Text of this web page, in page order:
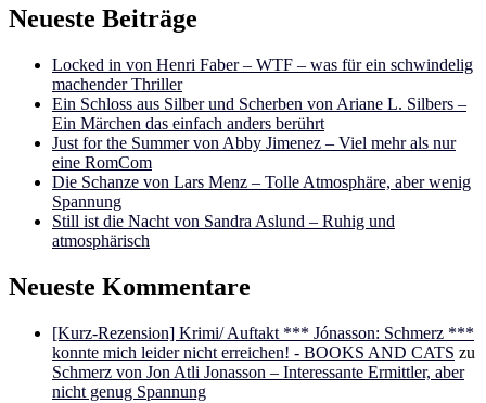
Neueste Beiträge
Locked in von Henri Faber – WTF – was für ein schwindelig
machender Thriller
Ein Schloss aus Silber und Scherben von Ariane L. Silbers –
Ein Märchen das einfach anders berührt
Just for the Summer von Abby Jimenez – Viel mehr als nur
eine RomCom
Die Schanze von Lars Menz – Tolle Atmosphäre, aber wenig
Spannung
Still ist die Nacht von Sandra Aslund – Ruhig und
atmosphärisch
Neueste Kommentare
[Kurz-Rezension] Krimi/ Auftakt *** Jónasson: Schmerz ***
konnte mich leider nicht erreichen! - BOOKS AND CATS zu
Schmerz von Jon Atli Jonasson – Interessante Ermittler, aber
nicht genug Spannung